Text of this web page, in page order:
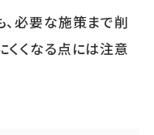
、必要な施策まで削
くくなる点には注意